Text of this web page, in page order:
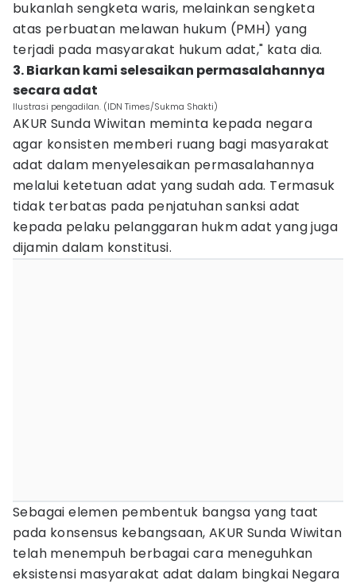
bukanlah sengketa waris, melainkan sengketa
atas perbuatan melawan hukum (PMH) yang
terjadi pada masyarakat hukum adat," kata dia.
3. Biarkan kami selesaikan permasalahannya
secara adat
Ilustrasi pengadilan. (IDN Times/Sukma Shakti)
AKUR Sunda Wiwitan meminta kepada negara
agar konsisten memberi ruang bagi masyarakat
adat dalam menyelesaikan permasalahannya
melalui ketetuan adat yang sudah ada. Termasuk
tidak terbatas pada penjatuhan sanksi adat
kepada pelaku pelanggaran hukm adat yang juga
dijamin dalam konstitusi.
Sebagai elemen pembentuk bangsa yang taat
pada konsensus kebangsaan, AKUR Sunda Wiwitan
telah menempuh berbagai cara meneguhkan
eksistensi masyarakat adat dalam bingkai Negara